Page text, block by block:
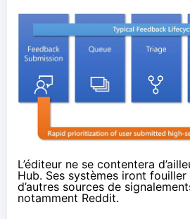
L’éditeur ne se contentera
Hub. Ses systèmes iront
d’autres sources de
notamment Reddit.